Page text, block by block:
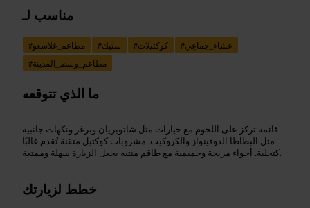
مناسب لـ
#مطاعم_غلاسغو #ستيك #كوكتيلات #عشاء_جماعِي
#مطاعم_وسط_المدينة
ما الذي تتوقعه
قائمة تركز على اللحوم مع خيارات مثل شاتوبريان وبرغر ونكهات جانبية
مثل البطاطا الدوفينواز والكروكيت. مشروبات كوكتيل متقنة تُقدم غالبًا
كتحلية. أجواء مريحة وحميمية مع طاقم منتبه يجعل الزيارة سهلة وممتعة.
خطط لزيارتك